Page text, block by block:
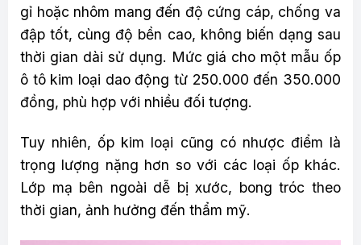
gỉ hoặc nhôm mang đến độ cứng cáp, chống va
đập tốt, cùng độ bền cao, không biến dạng sau
thời gian dài sử dụng. Mức giá cho một mẫu ốp
ô tô kim loại dao động từ 250.000 đến 350.000
đồng, phù hợp với nhiều đối tượng.
Tuy nhiên, ốp kim loại cũng có nhược điểm là
trọng lượng nặng hơn so với các loại ốp khác.
Lớp mạ bên ngoài dễ bị xước, bong tróc theo
thời gian, ảnh hưởng đến thẩm mỹ.